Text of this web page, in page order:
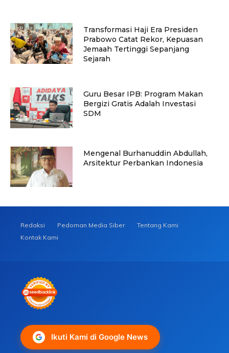
Transformasi Haji Era Presiden
Prabowo Catat Rekor, Kepuasan
Jemaah Tertinggi Sepanjang
Sejarah
Guru Besar IPB: Program Makan
Bergizi Gratis Adalah Investasi
SDM
Mengenal Burhanuddin Abdullah,
Arsitektur Perbankan Indonesia
Redaksi Pedoman Media Siber
Tentang Kami
Kontak Kami
Ikuti Kami di Google News